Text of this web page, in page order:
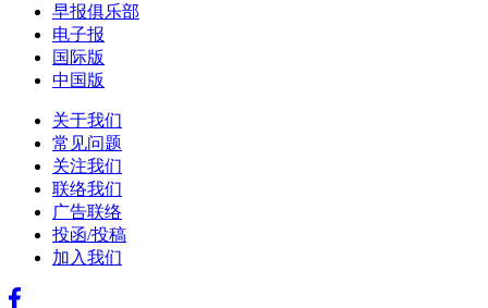
早报俱乐部
电子报
国际版
中国版
关于我们
常见问题
关注我们
联络我们
广告联络
投函/投稿
加入我们